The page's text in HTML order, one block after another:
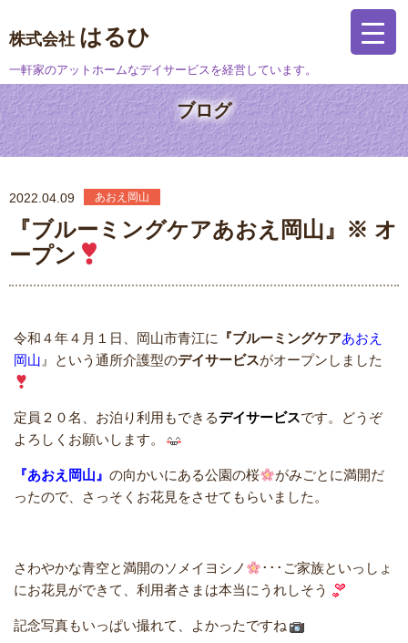
株式会社 はるひ
一軒家のアットホームなデイサービスを経営しています。
ブログ
2022.04.09 あおえ岡山
『ブルーミングケアあおえ岡山』※ オ
ープン
令和４年４月１日、岡山市青江に 『ブルーミングケアあおえ
岡山 』という通所介護型のデイサービスがオープンしました
定員２０名、お泊り利用もできるデイサービスです。どうぞ
よろしくお願いします。
『あおえ岡山』 の向かいにある公園の桜
がみごとに満開だ
ったので、さっそくお花見をさせてもらいました。
さわやかな青空と満開のソメイヨシノ
･･･ご家族といっしょ
にお花見ができて、利用者さまは本当にうれしそう
記念写真もいっぱい撮れて、よかったですね